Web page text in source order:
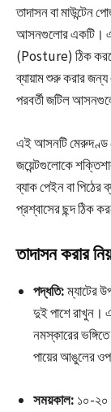
তাদাসন বা মাউন্টেন
আসনগুলোর একটি।
(Posture) ঠিক
ব্যায়াম শুরু করার জন্য
পরবর্তী জটিল
এই আসনটি মেরুদণ্ড
জয়েন্টগুলোকে
ব্যাক পেইন বা
প্রশ্বাসের ছন্দ ঠিক
তাদাসন করার
পদ্ধতি:ম্যাটের
দুই পাশে রাখুন।
নমস্কারের
পায়ের আঙুলের
সময়কাল: ১০-২০